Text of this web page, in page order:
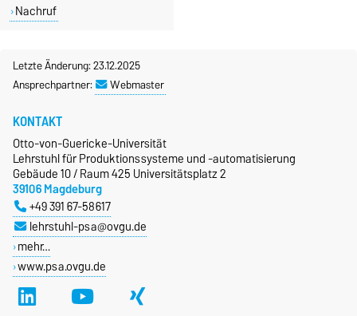
Nachruf
Letzte Änderung: 23.12.2025
Ansprechpartner:
Webmaster
KONTAKT
Otto-von-Guericke-Universität
Lehrstuhl für Produktionssysteme und -automatisierung
Gebäude 10 / Raum 425 Universitätsplatz 2
39106 Magdeburg
+49 391 67-58617
lehrstuhl-psa@ovgu.de
mehr…
www.psa.ovgu.de